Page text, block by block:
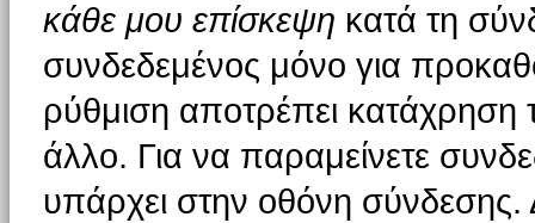
κάθε μου επίσκεψη κατά τη
συνδεδεμένος μόνο για
ρύθμιση αποτρέπει
άλλο. Για να παραμείνετε
υπάρχει στην οθόνη σύνδεσης.